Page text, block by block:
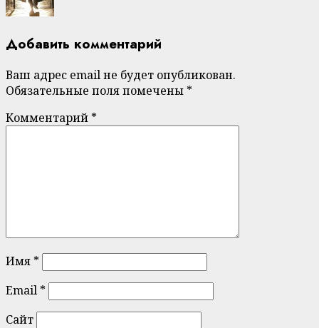
Добавить комментарий
Ваш адрес email не будет опубликован.
Обязательные поля помечены *
Комментарий *
Имя *
Email *
Сайт